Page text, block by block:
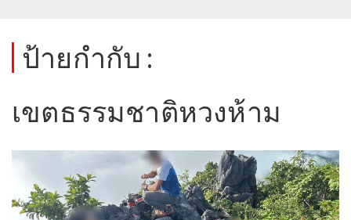
ป้ายกำกับ :
เขตธรรมชาติหวงห้าม